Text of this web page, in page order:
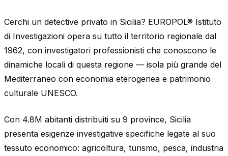
Cerchi un detective privato in Sicilia? EUROPOL® Istituto
di Investigazioni opera su tutto il territorio regionale dal
1962, con investigatori professionisti che conoscono le
dinamiche locali di questa regione — isola più grande del
Mediterraneo con economia eterogenea e patrimonio
culturale UNESCO.
Con 4.8M abitanti distribuiti su 9 province, Sicilia
presenta esigenze investigative specifiche legate al suo
tessuto economico: agricoltura, turismo, pesca, industria